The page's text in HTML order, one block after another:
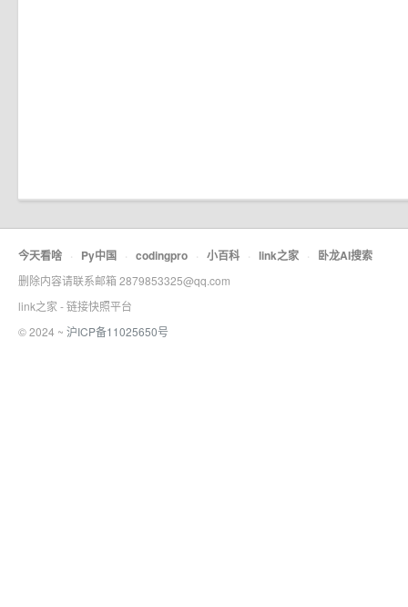
今天看啥 · Py中国 · codingpro · 小百科 · link之家 · 卧龙AI搜索
删除内容请联系邮箱 2879853325@qq.com
link之家 - 链接快照平台
© 2024 ~ 沪ICP备11025650号